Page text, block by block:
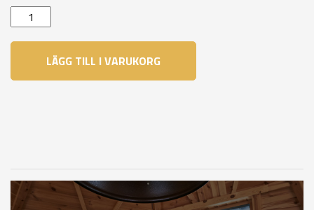
Inga
Inrednings
Tillbehör
LÄGG TILL I VARUKORG